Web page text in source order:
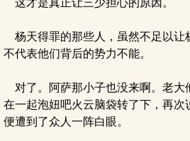
这才是真正让三少担心的原因。
杨天得罪的那些人，虽然不足以让
不代表他们背后的势力不能。
对了。阿萨那小子也没来啊。老大
在一起泡妞吧火云脑袋转了下，再次
便遭到了众人一阵白眼。